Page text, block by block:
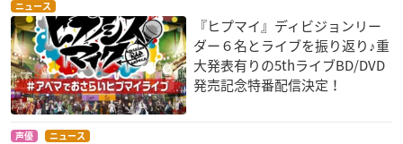
ニュース
『ヒプマイ』ディビジョンリー
ダー６名とライブを振り返り♪重
大発表有りの5thライブBD/DVD
発売記念特番配信決定！
声優 ニュース